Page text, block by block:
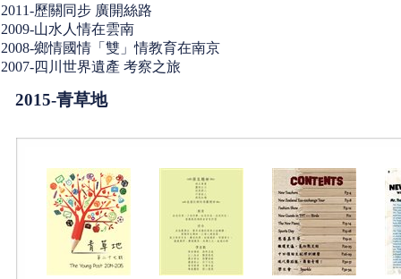
2011-歷關同步 廣開絲路
2009-山水人情在雲南
2008-鄉情國情「雙」情教育在南京
2007-四川世界遺產 考察之旅
2015-青草地